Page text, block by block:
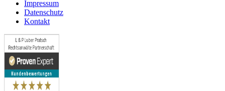
Impressum
Datenschutz
Kontakt